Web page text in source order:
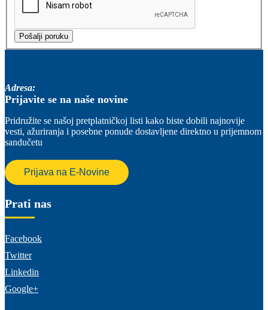
Adresa:
Prijavite se na naše novine
Pridružite se našoj pretplatničkoj listi kako biste dobili najnovije
vesti, ažuriranja i posebne ponude dostavljene direktno u prijemnom
sandučetu
Prijava na E-Novine
Prati nas
Facebook
Twitter
Linkedin
Google+